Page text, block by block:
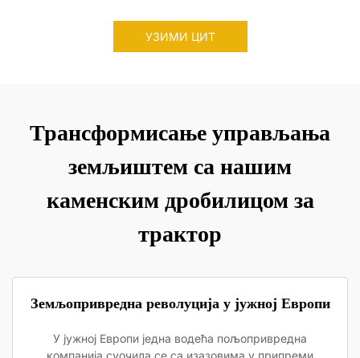
УЗИМИ ЦИТ
Трансформисање управљања
земљиштем са нашим
каменским дробилицом за
трактор
Земљопривредна револуција у јужној Европи
У јужној Европи једна водећа пољопривредна
компанија суочила се са изазовима у припреми